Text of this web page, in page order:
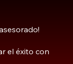
el éxito con